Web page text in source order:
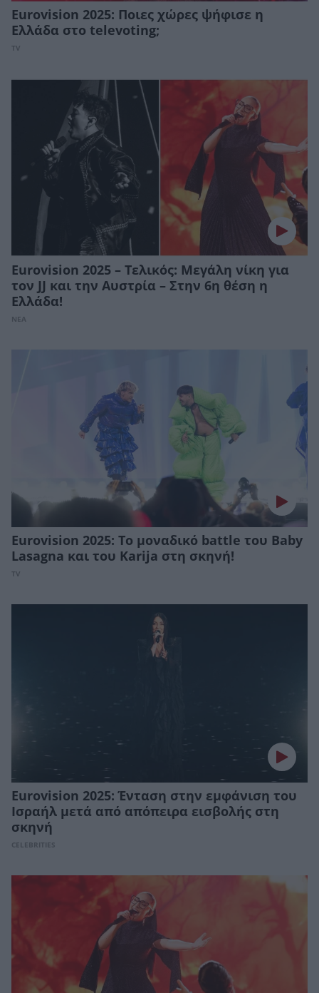
Eurovision 2025: Ποιες χώρες ψήφισε η
Ελλάδα στο televoting;
TV
Eurovision 2025 – Τελικός: Μεγάλη νίκη για
τον JJ και την Αυστρία – Στην 6η θέση η
Ελλάδα!
ΝΕΑ
Eurovision 2025: To μοναδικό battle του Baby
Lasagna και του Karija στη σκηνή!
TV
Eurovision 2025: Ένταση στην εμφάνιση του
Ισραήλ μετά από απόπειρα εισβολής στη
σκηνή
CELEBRITIES